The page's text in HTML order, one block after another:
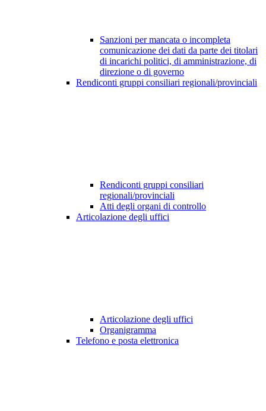
Sanzioni per mancata o incompleta
comunicazione dei dati da parte dei titolari
di incarichi politici, di amministrazione, di
direzione o di governo
Rendiconti gruppi consiliari regionali/provinciali
Rendiconti gruppi consiliari
regionali/provinciali
Atti degli organi di controllo
Articolazione degli uffici
Articolazione degli uffici
Organigramma
Telefono e posta elettronica